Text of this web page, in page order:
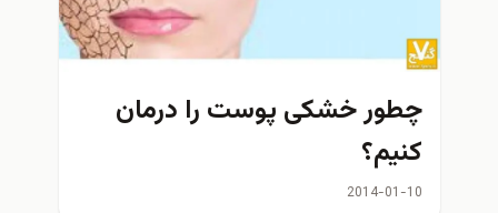
چطور خشکی پوست را درمان
کنیم؟
2014-01-10